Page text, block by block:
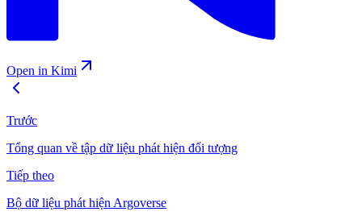
Open in Kimi
Trước
Tổng quan về tập dữ liệu phát hiện đối tượng
Tiếp theo
Bộ dữ liệu phát hiện Argoverse